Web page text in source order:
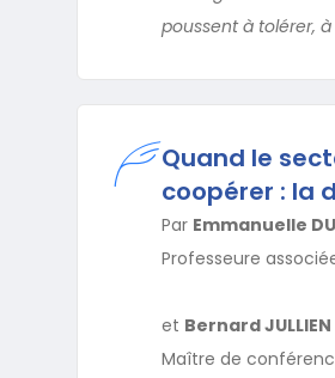
poussent à tolérer,
Quand le
coopérer : la
Par Emmanuelle
Professeure
et Bernard JULLIEN
Maître de